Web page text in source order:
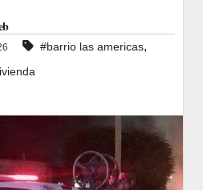
#barrio las americas,